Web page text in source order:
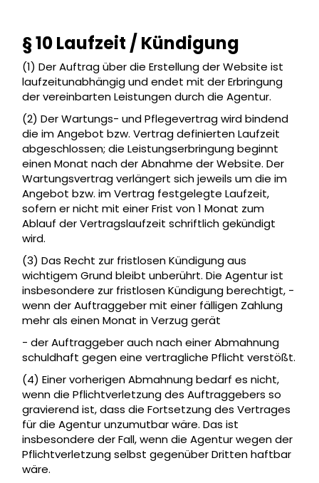
§ 10 Laufzeit / Kündigung
(1) Der Auftrag über die Erstellung der Website ist
laufzeitunabhängig und endet mit der Erbringung
der vereinbarten Leistungen durch die Agentur.
(2) Der Wartungs- und Pflegevertrag wird bindend
die im Angebot bzw. Vertrag definierten Laufzeit
abgeschlossen; die Leistungserbringung beginnt
einen Monat nach der Abnahme der Website. Der
Wartungsvertrag verlängert sich jeweils um die im
Angebot bzw. im Vertrag festgelegte Laufzeit,
sofern er nicht mit einer Frist von 1 Monat zum
Ablauf der Vertragslaufzeit schriftlich gekündigt
wird.
(3) Das Recht zur fristlosen Kündigung aus
wichtigem Grund bleibt unberührt. Die Agentur ist
insbesondere zur fristlosen Kündigung berechtigt, -
wenn der Auftraggeber mit einer fälligen Zahlung
mehr als einen Monat in Verzug gerät
- der Auftraggeber auch nach einer Abmahnung
schuldhaft gegen eine vertragliche Pflicht verstößt.
(4) Einer vorherigen Abmahnung bedarf es nicht,
wenn die Pflichtverletzung des Auftraggebers so
gravierend ist, dass die Fortsetzung des Vertrages
für die Agentur unzumutbar wäre. Das ist
insbesondere der Fall, wenn die Agentur wegen der
Pflichtverletzung selbst gegenüber Dritten haftbar
wäre.